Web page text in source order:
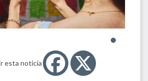
esta noticia